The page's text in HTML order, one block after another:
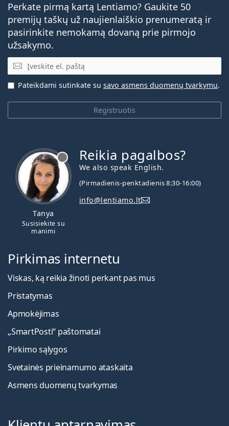
Perkate pirmą kartą Lentiamo? Gaukite 50
premijų taškų už naujienlaiškio prenumeratą ir
pasirinkite nemokamą dovaną prie pirmojo
užsakymo.
El. pašto adresas
Registruotis
Pateikdami sutinkate su savo asmens duomenų tvarkymu.
Tanya
Susisiekite su
manimi
Reikia pagalbos?
We also speak English.
(Pirmadienis-penktadienis 8:30-16:00)
info@lentiamo.lt
Pirkimas internetu
Viskas, ką reikia žinoti perkant pas mus
Pristatymas
Apmokėjimas
„SmartPosti“ paštomatai
Pirkimo sąlygos
Svetainės prieinamumo ataskaita
Asmens duomenų tvarkymas